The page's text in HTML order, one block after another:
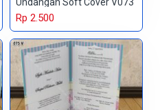
Undangan Soft Cover V073
Rp 2.500